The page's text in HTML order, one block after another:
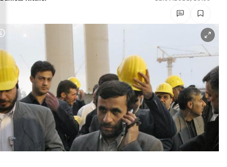
Untermenü
Untermenü
Untermenü
Untermenü
Untermenü
Untermenü
Untermenü
Copyright-Hinweis öffnen/schließen